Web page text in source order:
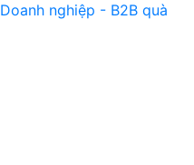
Doanh nghiệp - B2B quà